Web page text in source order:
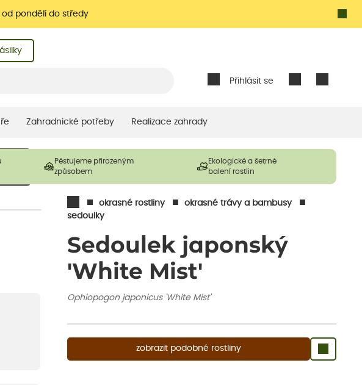
pondělí do středy
Přihlásit se
Zahradnické potřeby Realizace zahrady
Pěstujeme přirozeným
způsobem
Ekologické a šetrné
balení rostlin
okrasné rostliny
okrasné trávy a bambusy
sedoulky
Sedoulek japonský
'White Mist'
Ophiopogon japonicus 'White Mist'
zobrazit podobné rostliny
být